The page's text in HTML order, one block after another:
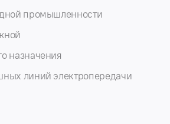
промышленности
назначения
линий электропередачи